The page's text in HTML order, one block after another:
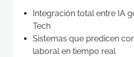
Integración total entre IA
Tech
Sistemas que predicen
laboral en tiempo real